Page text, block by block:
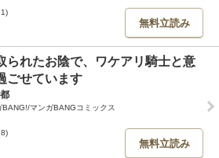
無料立読み
られたお陰で、ワケアリ騎士と意
ごせています
マンガBANGコミックス
無料立読み